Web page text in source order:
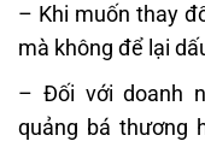
– Khi muốn thay
mà không để lại
– Đối với doanh
quảng bá thương